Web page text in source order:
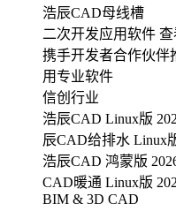
浩辰CAD母线槽
二次开发应用软件 查
携手开发者合作伙伴
用专业软件
信创行业
浩辰CAD Linux版
辰CAD给排水 Linux
浩辰CAD 鸿蒙版
CAD暖通 Linux版
BIM & 3D CAD